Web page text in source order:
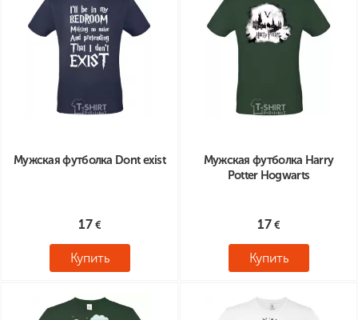
Мужская футболка Dont exist
17
Купить
Мужская футболка Harry
Potter Hogwarts
17
Купить